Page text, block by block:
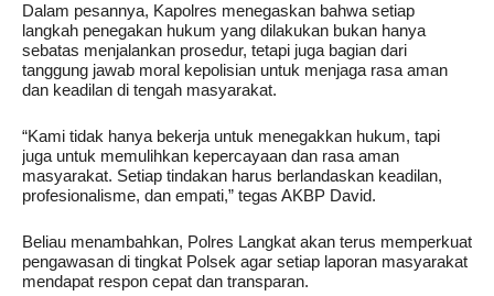
Dalam pesannya, Kapolres menegaskan bahwa setiap
langkah penegakan hukum yang dilakukan bukan hanya
sebatas menjalankan prosedur, tetapi juga bagian dari
tanggung jawab moral kepolisian untuk menjaga rasa aman
dan keadilan di tengah masyarakat.
“Kami tidak hanya bekerja untuk menegakkan hukum, tapi
juga untuk memulihkan kepercayaan dan rasa aman
masyarakat. Setiap tindakan harus berlandaskan keadilan,
profesionalisme, dan empati,” tegas AKBP David.
Beliau menambahkan, Polres Langkat akan terus memperkuat
pengawasan di tingkat Polsek agar setiap laporan masyarakat
mendapat respon cepat dan transparan.